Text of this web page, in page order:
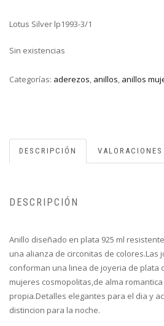
Lotus Silver lp1993-3/1
Sin existencias
Categorías: aderezos, anillos, anillos
DESCRIPCIÓN
DESCRIPCIÓN
Anillo diseñado en plata 925 ml
una alianza de circonitas de colores.Las
conforman una linea de joyeria de plata
mujeres cosmopolitas,de alma
propia.Detalles elegantes para el dia y
distincion para la noche.